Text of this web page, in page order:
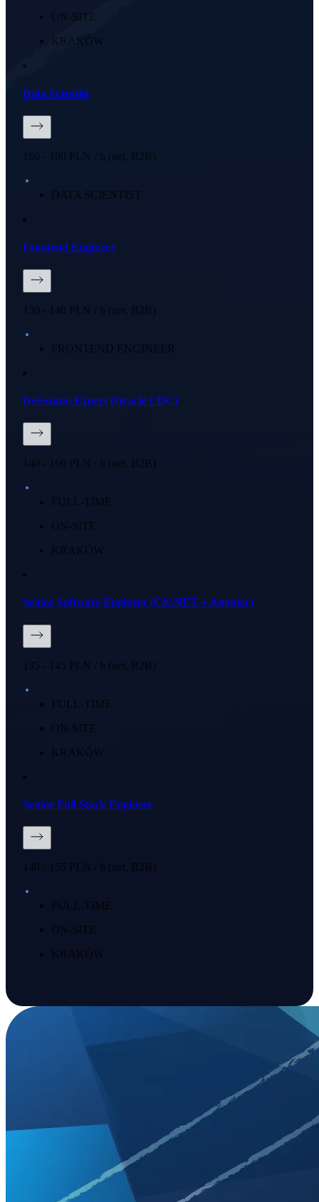
ON-SITE
KRAKÓW
Data Scientist
160 - 180 PLN / h (net, B2B)
DATA SCIENTIST
Frontend Engineer
130 - 140 PLN / h (net, B2B)
FRONTEND ENGINEER
Debezium Expert (Oracle CDC)
140 - 160 PLN / h (net, B2B)
FULL-TIME
ON-SITE
KRAKÓW
Senior Software Engineer (C#/.NET + Angular)
135 - 145 PLN / h (net, B2B)
FULL-TIME
ON-SITE
KRAKÓW
Senior Full Stack Engineer
140 - 155 PLN / h (net, B2B)
FULL-TIME
ON-SITE
KRAKÓW